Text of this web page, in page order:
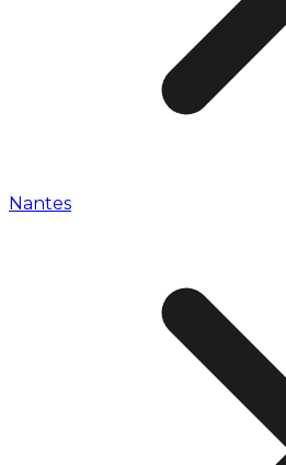
Nantes